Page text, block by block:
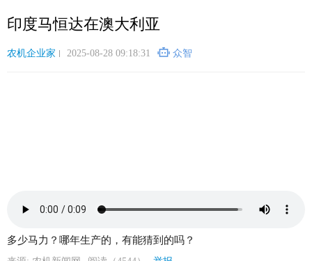
转
主
印度马恒达在澳大利亚
农机企业家 2025-08-28 09:18:31 众智
多少马力？哪年生产的，有能猜到的吗？